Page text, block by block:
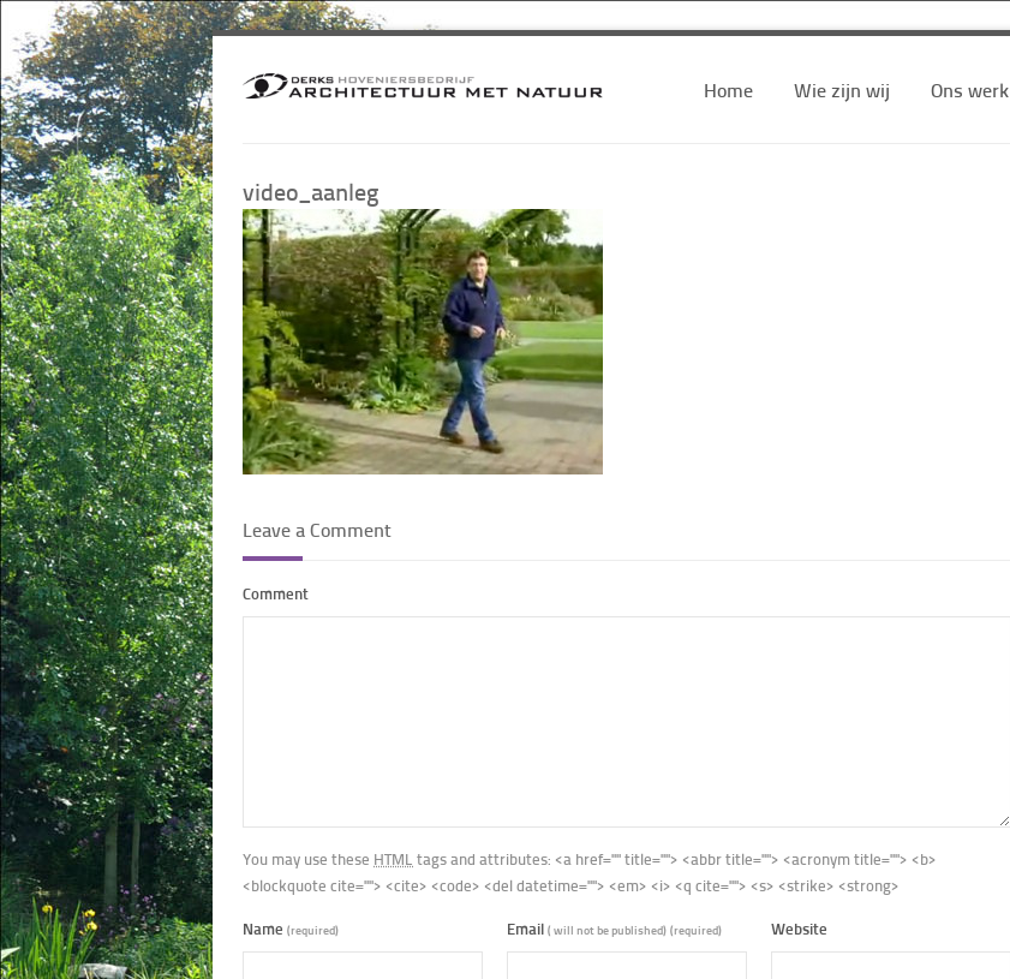
Home Wie zijn wij Ons werk
video_aanleg
Leave a Comment
Comment
You may use these HTML tags and attributes: <a href="" title=""> <abbr title=""> <acronym title=""> <b>
<blockquote cite=""> <cite> <code> <del datetime=""> <em> <i> <q cite=""> <s> <strike> <strong>
Name (required) Email ( will not be published) (required) Website